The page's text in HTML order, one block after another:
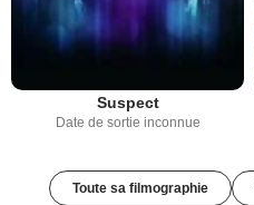
Suspect
Date de sortie inconnue
Toute sa filmographie